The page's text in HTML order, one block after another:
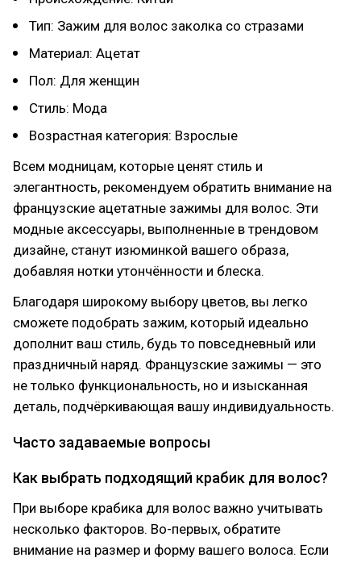
Тип: Зажим для волос заколка со стразами
Материал: Ацетат
Пол: Для женщин
Стиль: Мода
Возрастная категория: Взрослые
Всем модницам, которые ценят стиль и
элегантность, рекомендуем обратить внимание на
французские ацетатные зажимы для волос. Эти
модные аксессуары, выполненные в трендовом
дизайне, станут изюминкой вашего образа,
добавляя нотки утончённости и блеска.
Благодаря широкому выбору цветов, вы легко
сможете подобрать зажим, который идеально
дополнит ваш стиль, будь то повседневный или
праздничный наряд. Французские зажимы — это
не только функциональность, но и изысканная
деталь, подчёркивающая вашу индивидуальность.
Часто задаваемые вопросы
Как выбрать подходящий крабик для волос?
При выборе крабика для волос важно учитывать
несколько факторов. Во-первых, обратите
внимание на размер и форму вашего волоса. Если